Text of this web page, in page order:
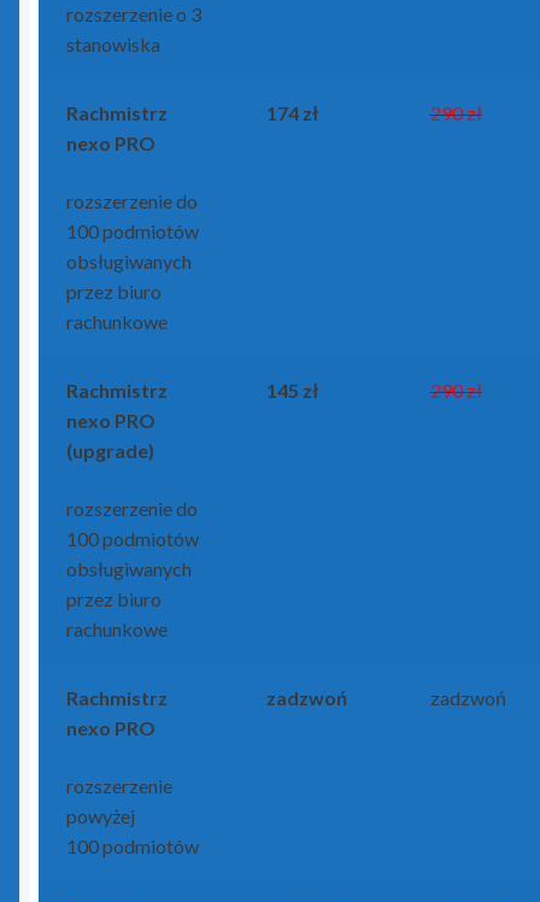
rozszerzenie o 3
stanowiska
Rachmistrz
nexo PRO
rozszerzenie do
100 podmiotów
obsługiwanych
przez biuro
rachunkowe
174 zł 290 zł
Rachmistrz
nexo PRO
(upgrade)
rozszerzenie do
100 podmiotów
obsługiwanych
przez biuro
rachunkowe
145 zł 290 zł
Rachmistrz
nexo PRO
rozszerzenie
powyżej
100 podmiotów
zadzwoń zadzwoń